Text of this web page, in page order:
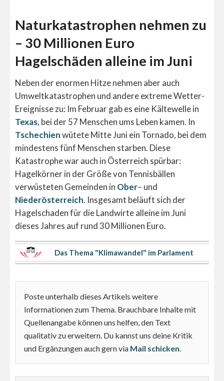
Naturkatastrophen nehmen zu
– 30 Millionen Euro
Hagelschäden alleine im Juni
Neben der enormen Hitze nehmen aber auch
Umweltkatastrophen und andere extreme Wetter-
Ereignisse zu: Im Februar gab es eine Kältewelle in
Texas, bei der 57 Menschen ums Leben kamen. In
Tschechienwütete Mitte Juni ein Tornado, bei dem
mindestens fünf Menschen starben. Diese
Katastrophe war auch in Österreich spürbar:
Hagelkörner in der Größe von Tennisbällen
verwüsteten Gemeinden in Ober– und
Niederösterreich. Insgesamt beläuft sich der
Hagelschaden für die Landwirte alleine im Juni
dieses Jahres auf rund 30 Millionen Euro.
Das Thema "Klimawandel" im Parlament
Poste unterhalb dieses Artikels weitere
Informationen zum Thema. Brauchbare Inhalte mit
Quellenangabe können uns helfen, den Text
qualitativ zu erweitern. Du kannst uns deine Kritik
und Ergänzungen auch gern via Mail schicken.